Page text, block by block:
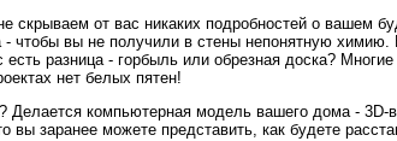
скрываем от вас никаких подробностей о вашем
чтобы вы не получили в стены непонятную химию.
разница - горбыль или обрезная доска? Многие
нет белых пятен!
Делается компьютерная модель вашего дома - 3D-
вы заранее можете представить, как будете